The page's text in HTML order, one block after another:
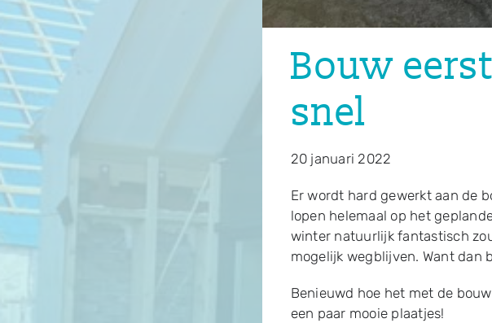
Bouw
snel
20 januari 2022
Er wordt hard gewerkt aan de
lopen helemaal op het
winter natuurlijk fantastisch
mogelijk wegblijven. Want dan
Benieuwd hoe het met de
een paar mooie plaatjes!